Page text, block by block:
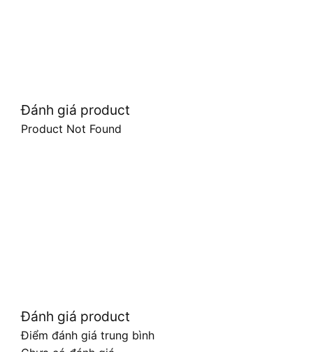
Đánh giá product
Product Not Found
Đánh giá product
Điểm đánh giá trung bình